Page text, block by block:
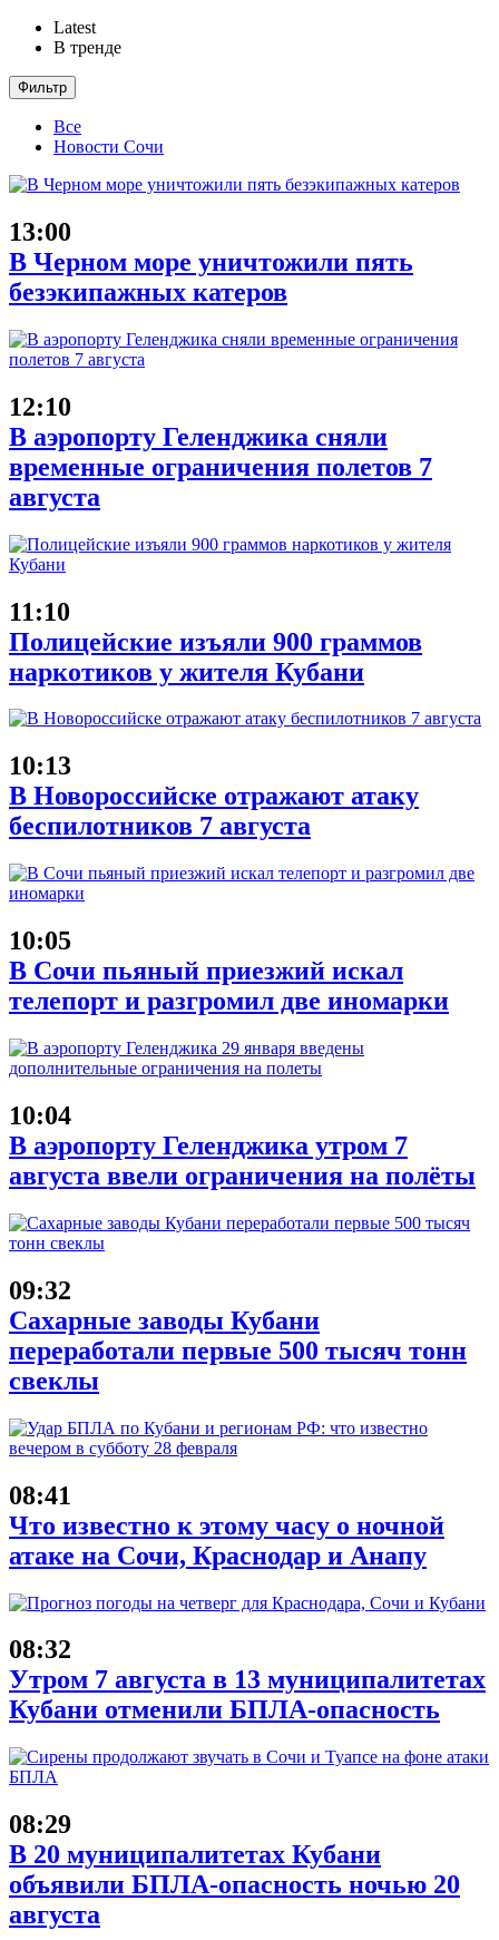
Latest
В тренде
Фильтр
Все
Новости Сочи
13:00
В Черном море уничтожили пять
безэкипажных катеров
12:10
В аэропорту Геленджика сняли
временные ограничения полетов 7
августа
11:10
Полицейские изъяли 900 граммов
наркотиков у жителя Кубани
10:13
В Новороссийске отражают атаку
беспилотников 7 августа
10:05
В Сочи пьяный приезжий искал
телепорт и разгромил две иномарки
10:04
В аэропорту Геленджика утром 7
августа ввели ограничения на полёты
09:32
Сахарные заводы Кубани
переработали первые 500 тысяч тонн
свеклы
08:41
Что известно к этому часу о ночной
атаке на Сочи, Краснодар и Анапу
08:32
Утром 7 августа в 13 муниципалитетах
Кубани отменили БПЛА-опасность
08:29
В 20 муниципалитетах Кубани
объявили БПЛА-опасность ночью 20
августа